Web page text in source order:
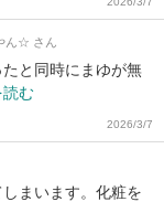
ん☆ さん
と同時にまゆが無
読む
2026/3/7
まいます。化粧を